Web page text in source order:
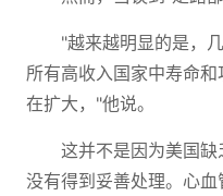
"越来越明显的是，
所有高收入国家中寿命
在扩大，"他说。
这并不是因为美国
没有得到妥善处理。心